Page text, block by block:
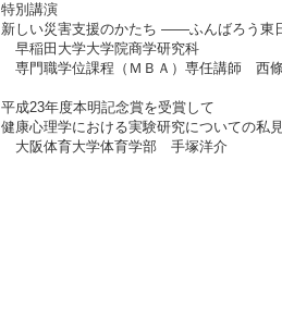
特別講演
新しい災害支援のかたち ――ふんばろう
早稲田大学大学院商学研究科
専門職学位課程（ＭＢＡ）専任講師 西
平成23年度本明記念賞を受賞して
健康心理学における実験研究についての私
大阪体育大学体育学部 手塚洋介